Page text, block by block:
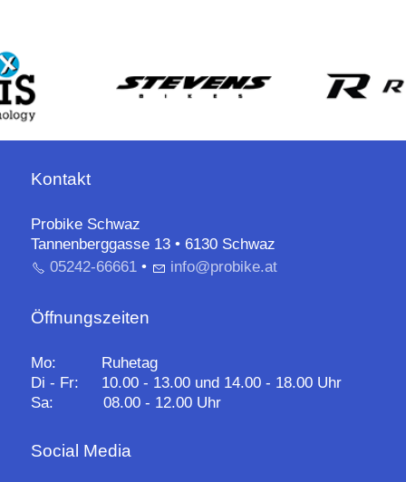
Kontakt
Probike Schwaz
Tannenberggasse 13 • 6130 Schwaz
05242-66661 • nf pr b k t
Öffnungszeiten
Mo: Ruhetag
Di - Fr: 10.00 - 13.00 und 14.00 - 18.00 Uhr
Sa: 08.00 - 12.00 Uhr
Social Media